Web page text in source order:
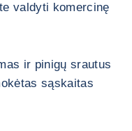
valdyti komercinę
ir pinigų srautus
sąskaitas